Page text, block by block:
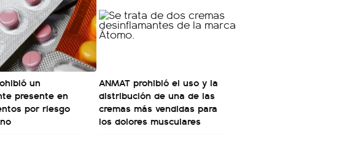
un
presente en
por riesgo
ANMAT prohibió el uso y la
distribución de una de las
cremas más vendidas para
los dolores musculares
sociedad no solo sufre porque no llega sino
que también está endeudada".